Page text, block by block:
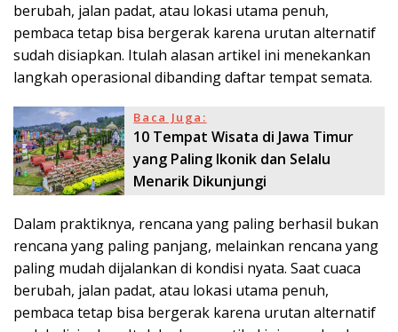
berubah, jalan padat, atau lokasi utama penuh,
pembaca tetap bisa bergerak karena urutan alternatif
sudah disiapkan. Itulah alasan artikel ini menekankan
langkah operasional dibanding daftar tempat semata.
Baca Juga:
10 Tempat Wisata di Jawa Timur
yang Paling Ikonik dan Selalu
Menarik Dikunjungi
Dalam praktiknya, rencana yang paling berhasil bukan
rencana yang paling panjang, melainkan rencana yang
paling mudah dijalankan di kondisi nyata. Saat cuaca
berubah, jalan padat, atau lokasi utama penuh,
pembaca tetap bisa bergerak karena urutan alternatif